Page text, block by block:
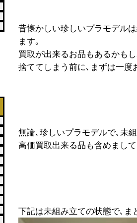
昔懐かしい珍しいプラモデル
ます｡
買取が出来るお品もあるかも
捨ててしまう前に､まずは一度
無論､珍しいプラモデルで､未
高価買取出来る品も含めまし
下記は未組み立ての状態で､ま